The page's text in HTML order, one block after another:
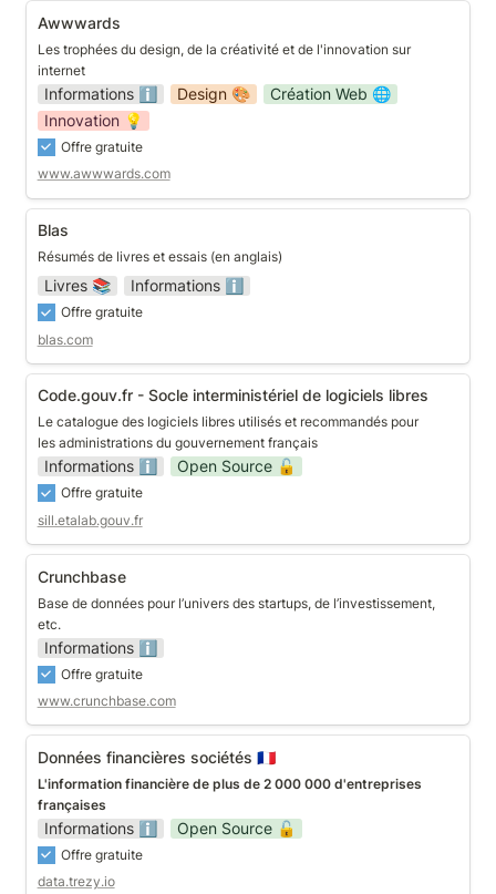
Awwwards
Awwwards
Les trophées du design, de la créativité et de l'innovation sur
internet
Informations ℹ️ Design 🎨
Création Web 🌐
Innovation 💡
Offre gratuite
www.awwwards.com
Blas
Blas
Résumés de livres et essais (en anglais)
Livres 📚 Informations ℹ️
Offre gratuite
blas.com
Code.gouv.fr - Socle interministériel de logiciels
libres
Code.gouv.fr - Socle interministériel de logiciels libres
Le catalogue des logiciels libres utilisés et recommandés pour
les administrations du gouvernement français
Informations ℹ️ Open Source 🔓
Offre gratuite
sill.etalab.gouv.fr
Crunchbase
Crunchbase
Base de données pour l’univers des startups, de l’investissement,
etc.
Informations ℹ️
Offre gratuite
www.crunchbase.com
Données financières sociétés 🇫🇷
Données financières sociétés 🇫🇷
L'information financière de plus de 2 000 000 d'entreprises
françaises
Informations ℹ️ Open Source 🔓
Offre gratuite
data.trezy.io